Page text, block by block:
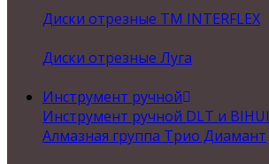
Диски отрезные ТМ INTERFLEX
Диски отрезные Луга
Инструмент ручной
Инструмент ручной DLT и BIHUI
Алмазная группа Трио Диамант